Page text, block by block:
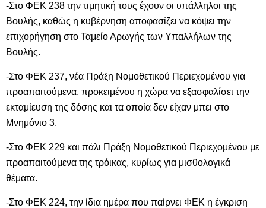
-Στο ΦΕΚ 238 την τιμητική τους έχουν οι υπάλληλοι της
Βουλής, καθώς η κυβέρνηση αποφασίζει να κόψει την
επιχορήγηση στο Ταμείο Αρωγής των Υπαλλήλων της
Βουλής.
-Στο ΦΕΚ 237, νέα Πράξη Νομοθετικού Περιεχομένου για
προαπαιτούμενα, προκειμένου η χώρα να εξασφαλίσει την
εκταμίευση της δόσης και τα οποία δεν είχαν μπει στο
Μνημόνιο 3.
-Στο ΦΕΚ 229 και πάλι Πράξη Νομοθετικού Περιεχομένου με
προαπαιτούμενα της τρόικας, κυρίως για μισθολογικά
θέματα.
-Στο ΦΕΚ 224, την ίδια ημέρα που παίρνει ΦΕΚ η έγκριση